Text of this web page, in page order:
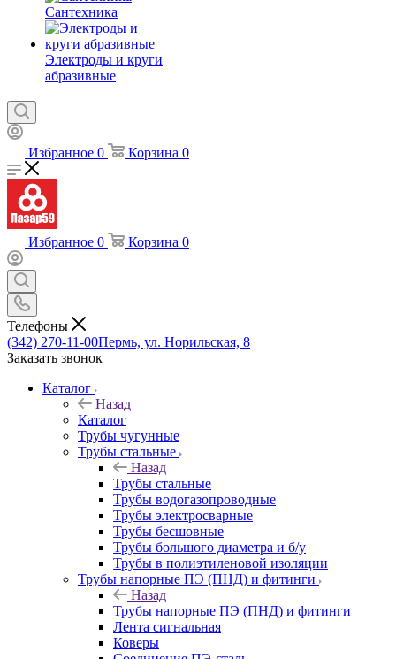
Сантехника
Электроды и круги
абразивные
Избранное 0 Корзина 0
Избранное 0 Корзина 0
Телефоны
(342) 270-11-00Пермь, ул. Норильская, 8
Заказать звонок
Каталог
Назад
Каталог
Трубы чугунные
Трубы стальные
Назад
Трубы стальные
Трубы водогазопроводные
Трубы электросварные
Трубы бесшовные
Трубы большого диаметра и б/у
Трубы в полиэтиленовой изоляции
Трубы напорные ПЭ (ПНД) и фитинги
Назад
Трубы напорные ПЭ (ПНД) и фитинги
Лента сигнальная
Коверы